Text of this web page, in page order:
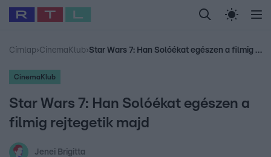
Legfrissebb RTL Híradó Randi Celeb vagyok,
Babits Marcella Most Wanted Gallusz
Címlap›CinemaKlub› Star Wars 7: Han Solóékat egészen a filmig rejtegetik majd
CinemaKlub
Star Wars 7: Han Solóékat egészen a
filmig rejtegetik majd
Jenei Brigitta